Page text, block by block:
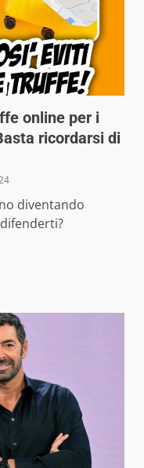
online per i
ricordarsi di
diventando